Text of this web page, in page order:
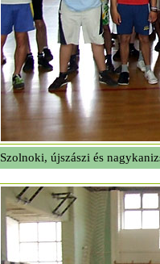
Szolnoki, újszászi és